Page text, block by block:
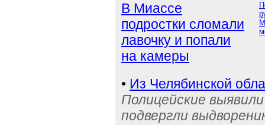
В Миассе
подростки сломали
лавочку и попали
на камеры
• Из Челябинской
Полицейские
подвергли